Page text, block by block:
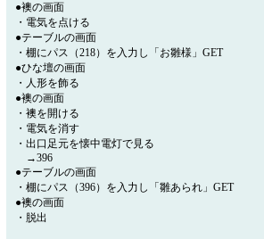
●襖の画面
・電気を点ける
●テーブルの画面
・棚にパス（218）を入力し「お雛様」GET
●ひな壇の画面
・人形を飾る
●襖の画面
・襖を開ける
・電気を消す
・出口足元を懐中電灯で見る
→396
●テーブルの画面
・棚にパス（396）を入力し「雛あられ」GET
●襖の画面
・脱出